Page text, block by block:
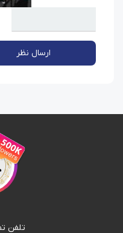
ارسال نظر
تلفن